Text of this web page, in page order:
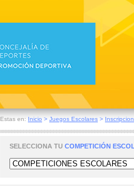
Estas en: Inicio > Juegos Escolares >
SELECCIONA TU COMPETICIÓN